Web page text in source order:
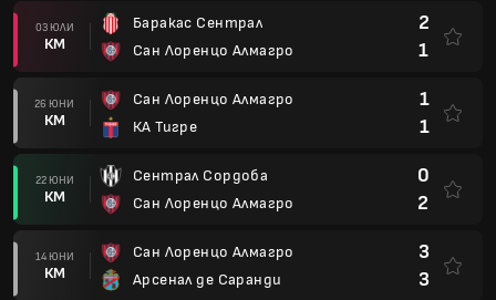
03 ЮЛИ
КМ
Баракас Сентрал
Сан Лоренцо Алмагро
2
1
26 ЮНИ
КМ
Сан Лоренцо Алмагро
КА Тигре
1
1
22 ЮНИ
КМ
Сентрал Сордоба
Сан Лоренцо Алмагро
0
2
14 ЮНИ
КМ
Сан Лоренцо Алмагро
Арсенал де Саранди
3
3